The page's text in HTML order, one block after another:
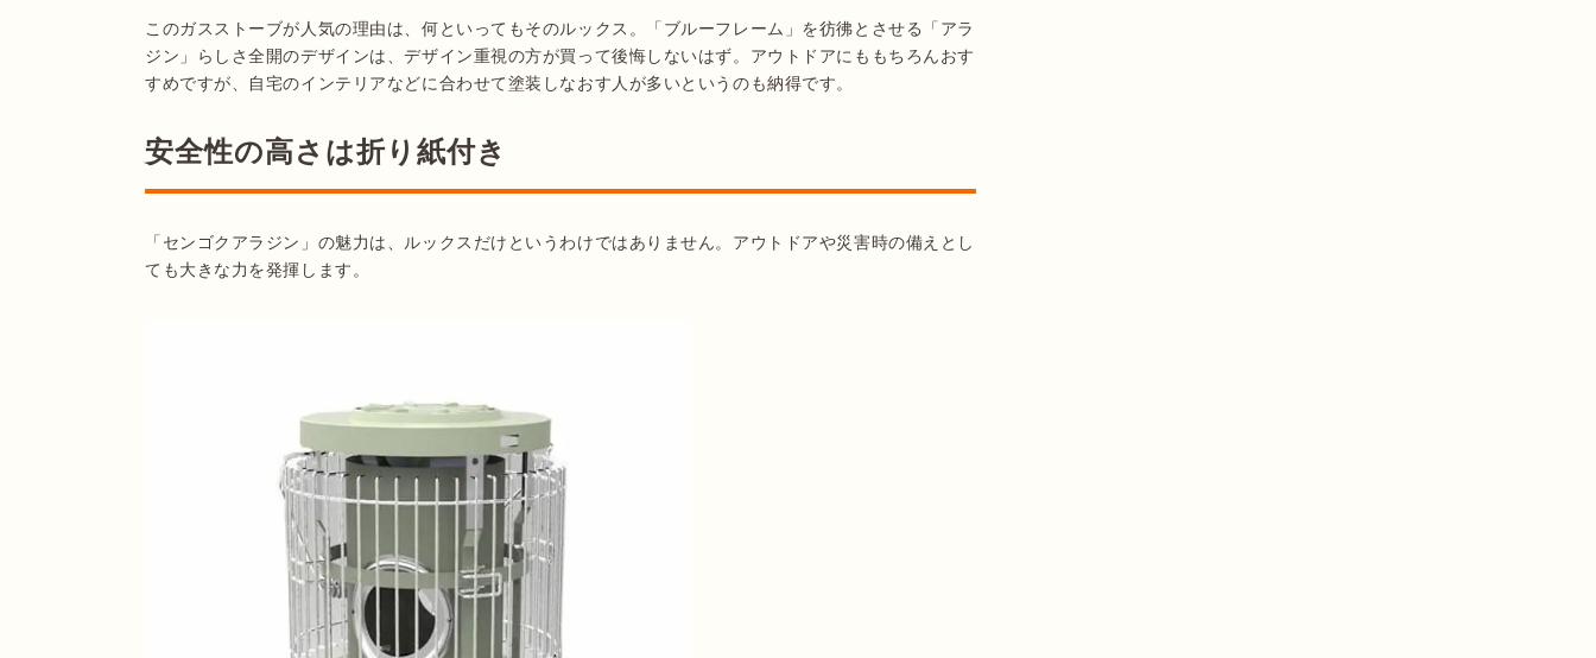
このガスストーブが人気の理由は、何といってもそのルックス。「ブルーフレーム」を彷彿とさせる「アラ
ジン」らしさ全開のデザインは、デザイン重視の方が買って後悔しないはず。アウトドアにももちろんおす
すめですが、自宅のインテリアなどに合わせて塗装しなおす人が多いというのも納得です。
安全性の高さは折り紙付き
「センゴクアラジン」の魅力は、ルックスだけというわけではありません。アウトドアや災害時の備えとし
ても大きな力を発揮します。